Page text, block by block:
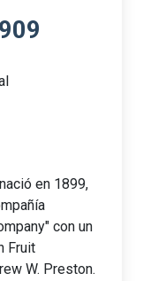
en 1899,
con un
Fruit
W. Preston.